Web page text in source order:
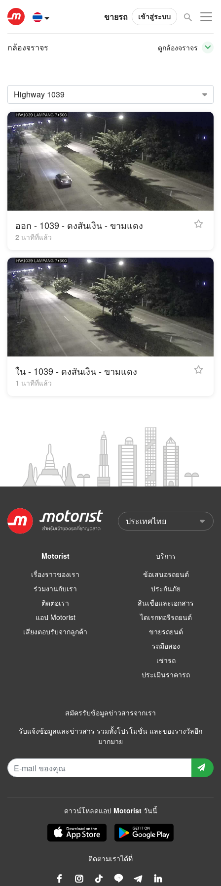
ขายรถ เข้าสู่ระบบ
กล้องจราจร ดูกล้องจราจร
ออก - 1039 - ดงสันเงิน - ขามแดง
2 นาทีที่แล้ว
ใน - 1039 - ดงสันเงิน - ขามแดง
1 นาทีที่แล้ว
Motorist
เรื่องราวของเรา
ร่วมงานกับเรา
ติดต่อเรา
แอป Motorist
เสียงตอบรับจากลูกค้า
บริการ
ข้อเสนอรถยนต์
ประกันภัย
สินเชื่อและเอกสาร
ไดเรกทอรีรถยนต์
ขายรถยนต์
รถมือสอง
เช่ารถ
ประเมินราคารถ
สมัครรับข้อมูลข่าวสารจากเรา
รับแจ้งข้อมูลและข่าวสาร รวมทั้งโปรโมชั่น และของรางวัลอีก
มากมาย
ดาวน์โหลดแอป Motorist วันนี้
ติดตามเราได้ที่